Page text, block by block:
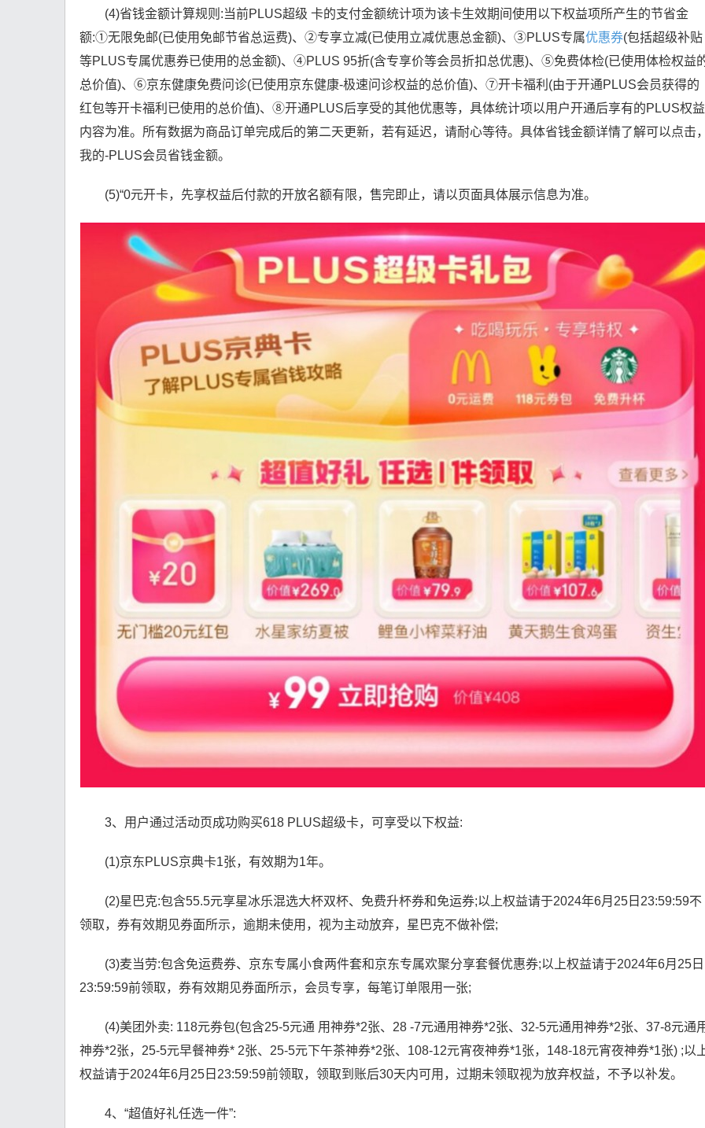
(4)省钱金额计算规则:当前PLUS超级 卡的支付金额统计项为该卡生效期间使用以下权益项所产生的节省金
额:①无限免邮(已使用免邮节省总运费)、②专享立减(已使用立减优惠总金额)、③PLUS专属优惠券(包括超级补贴
等PLUS专属优惠券已使用的总金额)、④PLUS 95折(含专享价等会员折扣总优惠)、⑤免费体检(已使用体检权益
总价值)、⑥京东健康免费问诊(已使用京东健康-极速问诊权益的总价值)、⑦开卡福利(由于开通PLUS会员获得的
红包等开卡福利已使用的总价值)、⑧开通PLUS后享受的其他优惠等，具体统计项以用户开通后享有的PLUS权益
内容为准。所有数据为商品订单完成后的第二天更新，若有延迟，请耐心等待。具体省钱金额详情了解可以点击
我的-PLUS会员省钱金额。
(5)“0元开卡，先享权益后付款的开放名额有限，售完即止，请以页面具体展示信息为准。
3、用户通过活动页成功购买618 PLUS超级卡，可享受以下权益:
(1)京东PLUS京典卡1张，有效期为1年。
(2)星巴克:包含55.5元享星冰乐混选大杯双杯、免费升杯券和免运券;以上权益请于2024年6月25日23:59:59不
领取，券有效期见券面所示，逾期未使用，视为主动放弃，星巴克不做补偿;
(3)麦当劳:包含免运费券、京东专属小食两件套和京东专属欢聚分享套餐优惠券;以上权益请于2024年6月25日
23:59:59前领取，券有效期见券面所示，会员专享，每笔订单限用一张;
(4)美团外卖: 118元券包(包含25-5元通 用神券*2张、28 -7元通用神券*2张、32-5元通用神券*2张、37-8元通
神券*2张，25-5元早餐神券* 2张、25-5元下午茶神券*2张、108-12元宵夜神券*1张，148-18元宵夜神券*1张) ;以
权益请于2024年6月25日23:59:59前领取，领取到账后30天内可用，过期未领取视为放弃权益，不予以补发。
4、“超值好礼任选一件”: